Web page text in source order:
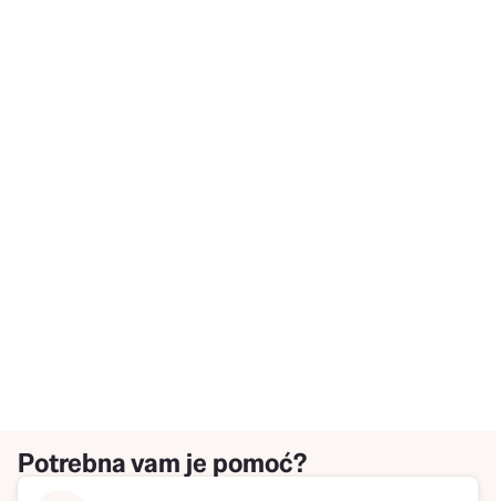
Potrebna vam je pomoć?